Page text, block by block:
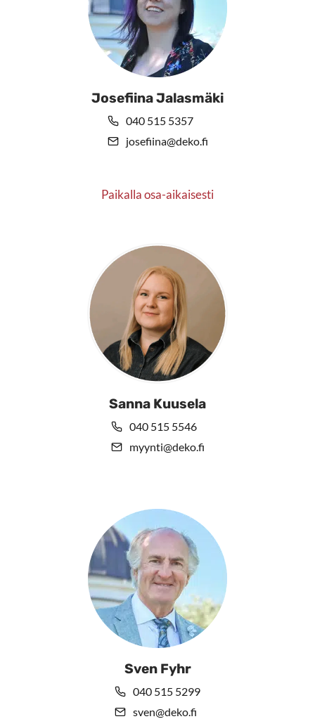
Josefiina Jalasmäki
040 515 5357
josefiina@deko.fi
Paikalla osa-aikaisesti
Sanna Kuusela
040 515 5546
myynti@deko.fi
Sven Fyhr
040 515 5299
sven@deko.fi